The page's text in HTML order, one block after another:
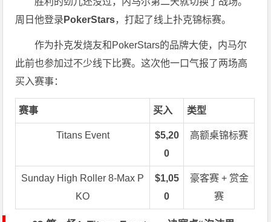
周日他登录 PokerStars，打起了线上扑克锦标赛。
作为扑克发烧友和PokerStars的品牌大使，内马尔
此前也参加过不少线下比赛。这次他一口气报了两场高
买入赛事：
赛事 买入 类型
Titans Event
$5,20
0
高额桌锦标赛
Sunday High Roller 8-Max P
KO
$1,05
0
豪客赛 + 赏金
赛